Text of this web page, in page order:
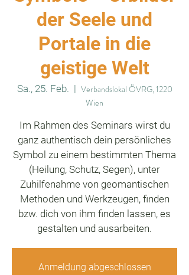
der Seele und
Portale in die
geistige Welt
Sa., 25. Feb.
  |
Verbandslokal ÖVRG, 1220
Wien
Im Rahmen des Seminars wirst du
ganz authentisch dein persönliches
Symbol zu einem bestimmten Thema
(Heilung, Schutz, Segen), unter
Zuhilfenahme von geomantischen
Methoden und Werkzeugen, finden
bzw. dich von ihm finden lassen, es
gestalten und ausarbeiten.
Anmeldung abgeschlossen